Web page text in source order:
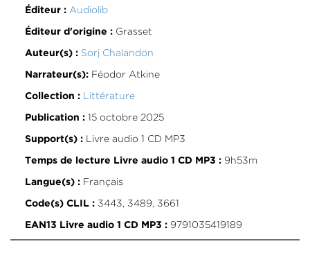
Éditeur : Audiolib
Éditeur d'origine :Grasset
Auteur(s) : Sorj Chalandon
Narrateur(s):Féodor Atkine
Collection : Littérature
Publication :15 octobre 2025
Support(s) :Livre audio 1 CD MP3
Temps de lecture Livre audio 1 CD MP3 :9h53m
Langue(s) :Français
Code(s) CLIL :3443, 3489, 3661
EAN13 Livre audio 1 CD MP3 :9791035419189